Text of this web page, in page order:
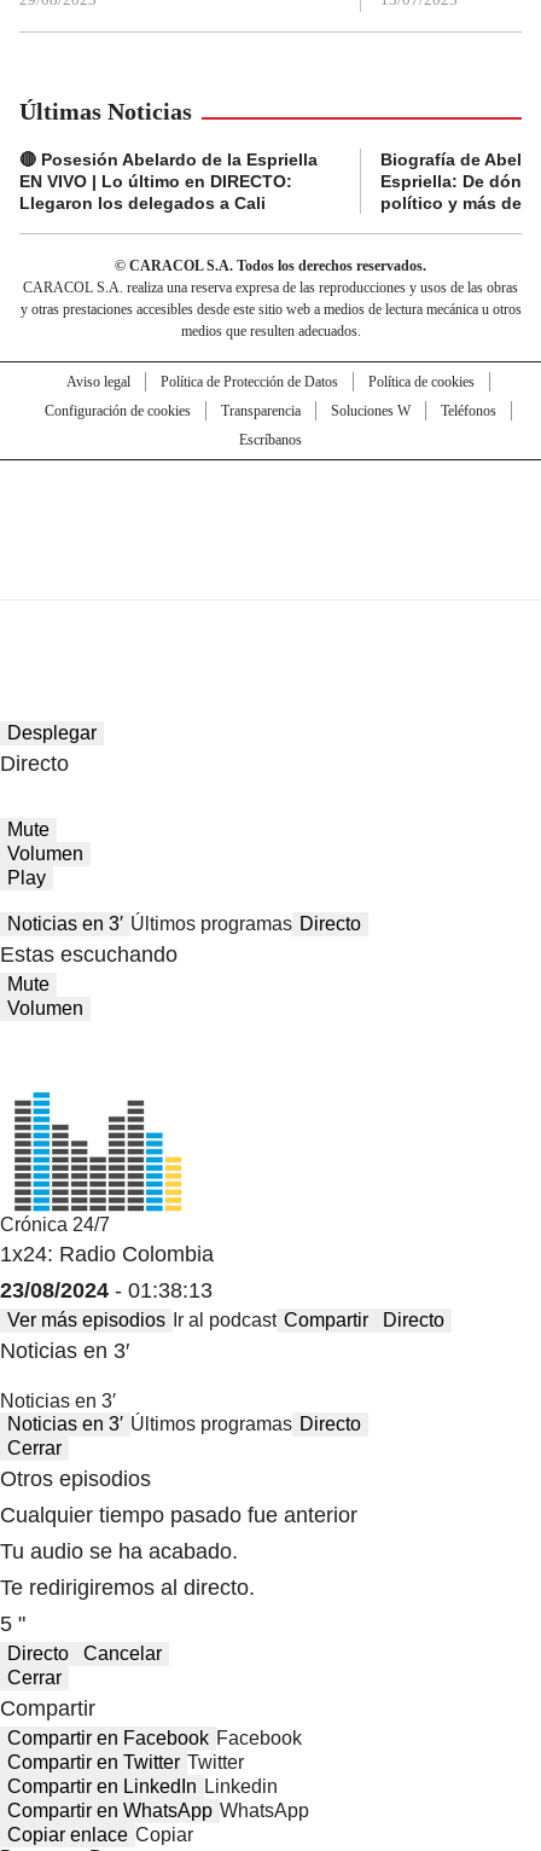
Últimas Noticias
🔴 Posesión Abelardo de la Espriella
EN VIVO | Lo último en DIRECTO:
Llegaron los delegados a Cali
Biografía de
Espriella: De
político y más del
© CARACOL S.A. Todos los derechos reservados.
CARACOL S.A. realiza una reserva expresa de las reproducciones y usos de las obras
y otras prestaciones accesibles desde este sitio web a medios de lectura mecánica u otros
medios que resulten adecuados.
Aviso legal Política de Protección de Datos
Política de cookies
Configuración de cookies
Transparencia Soluciones W
Teléfonos
Escríbanos
Desplegar
Directo
Mute
Volumen
Play
Noticias en 3′ Últimos programas Directo
Estas escuchando
Mute
Volumen
Crónica 24/7
1x24: Radio Colombia
23/08/2024 - 01:38:13
Ver más episodios Ir al podcast Compartir Directo
Noticias en 3′
Noticias en 3′
Noticias en 3′ Últimos programas Directo
Cerrar
Otros episodios
Cualquier tiempo pasado fue anterior
Tu audio se ha acabado.
Te redirigiremos al directo.
5 "
Directo
Cancelar
Cerrar
Compartir
Compartir en Facebook Facebook
Compartir en Twitter Twitter
Compartir en LinkedIn Linkedin
Compartir en WhatsApp WhatsApp
Copiar enlace Copiar